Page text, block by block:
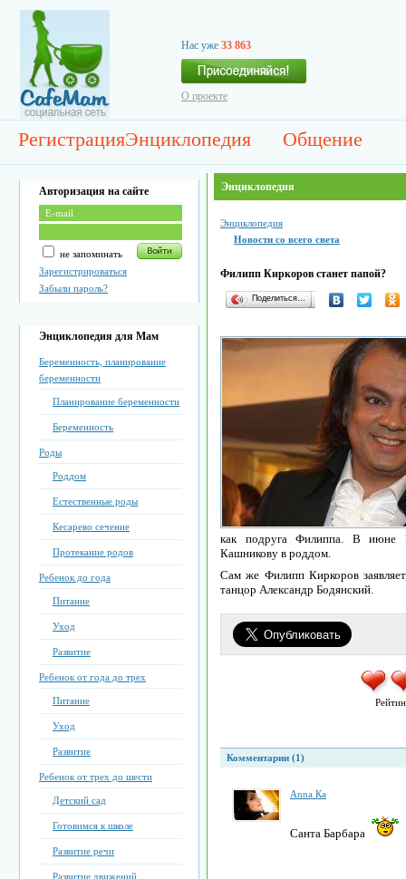
Нас уже 33 863
О проекте
РегистрацияЭнциклопедия Общение
Авторизация на сайте
не запоминать
Зарегистрироваться
Забыли пароль?
Энциклопедия для Мам
Беременность, планирование
беременности
Планирование беременности
Беременность
Роды
Роддом
Естественные роды
Кесарево сечение
Протекание родов
Ребенок до года
Питание
Уход
Развитие
Ребенок от года до трех
Питание
Уход
Развитие
Ребенок от трех до шести
Детский сад
Готовимся к школе
Развитие речи
Развитие движений
Энциклопедия
Энциклопедия
Новости со всего света
Филипп Киркоров станет папой?
Поделиться…
как подруга Филиппа. В июне
Кашникову в роддом.
Сам же Филипп Киркоров
танцор Александр Бодянский.
Комментарии (1)
Anna Кa
Санта Барбара